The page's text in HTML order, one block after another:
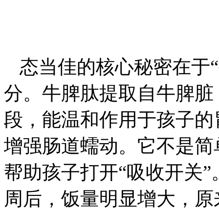
态当佳的核心秘密在于
分。牛脾肽提取自牛脾
段，能温和作用于孩子
增强肠道蠕动。它不是
帮助孩子打开“吸收开关
周后，饭量明显增大，